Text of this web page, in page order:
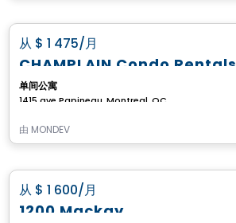
从 $ 1 475/月
CHAMPLAIN Condo Rentals
单间公寓
1415 ave Papineau, Montreal, QC
由 MONDEV
从 $ 1 600/月
1200 Mackay